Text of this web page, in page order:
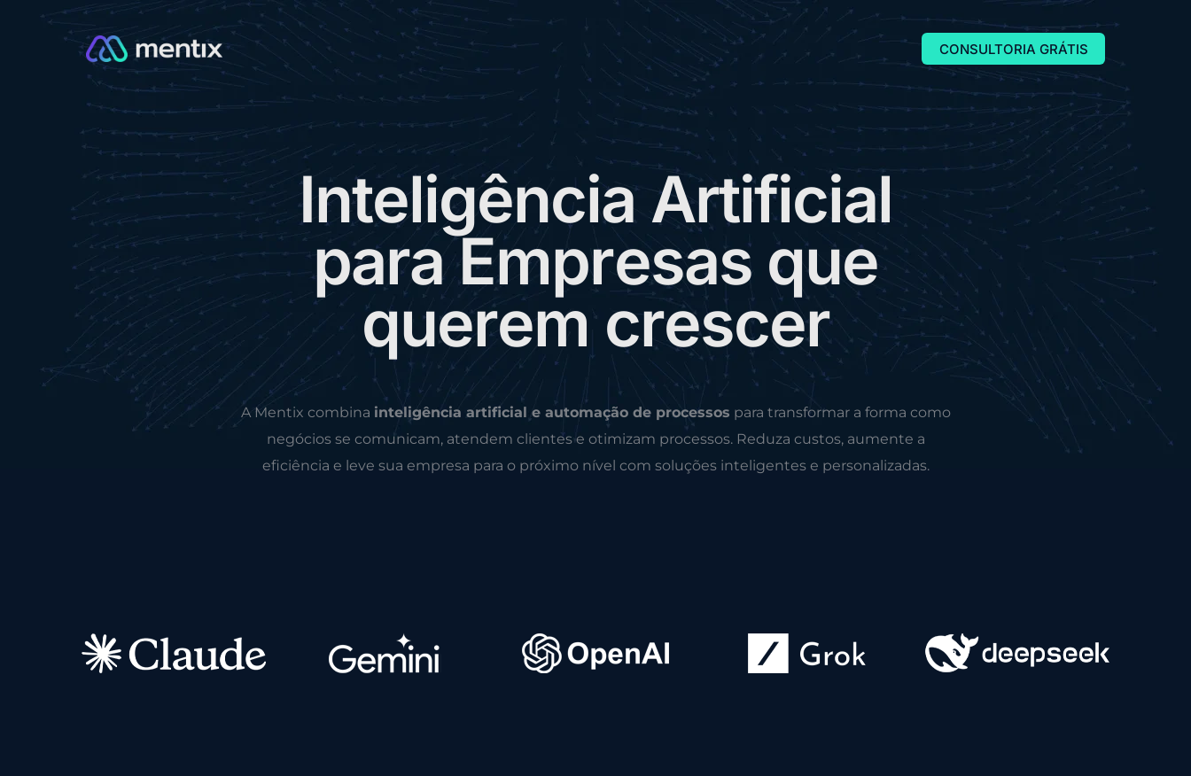
CONSULTORIA GRÁTIS
Inteligência Artificial
paraEmpresas que
querem crescer
A Mentix combina inteligência artificial e automação de processos para transformar a forma como
negócios se comunicam, atendem clientes e otimizam processos. Reduza custos, aumente a
eficiência e leve sua empresa para o próximo nível com soluções inteligentes e personalizadas.